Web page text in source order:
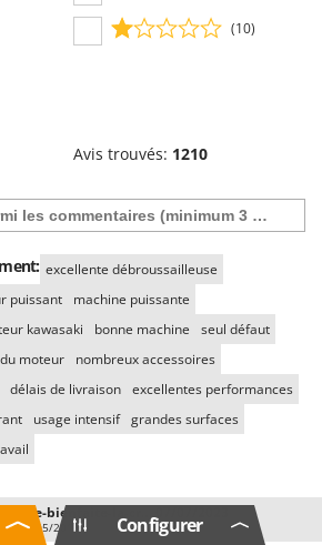
(10)
Avis trouvés: 1210
excellente débroussailleuse
puissant
machine puissante
kawasaki bonne machine
seul défaut
moteur
nombreux accessoires
délais de livraison excellentes performances
usage intensif grandes surfaces
30/05/2019 Configurer